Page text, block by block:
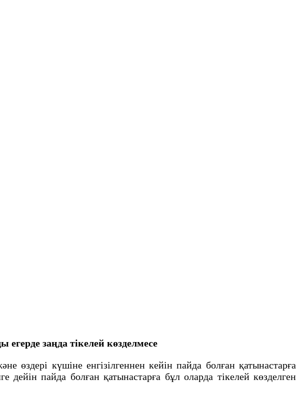
заңда тiкелей көзделмесе
күшiне енгiзiлгеннен кейiн пайда болған қатынастарға
пайда болған қатынастарға бұл оларда тiкелей көзделген